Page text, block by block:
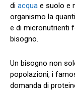
di acqua e suolo e
organismo la
e di micronutrienti
bisogno.
Un bisogno non
popolazioni, i
domanda di